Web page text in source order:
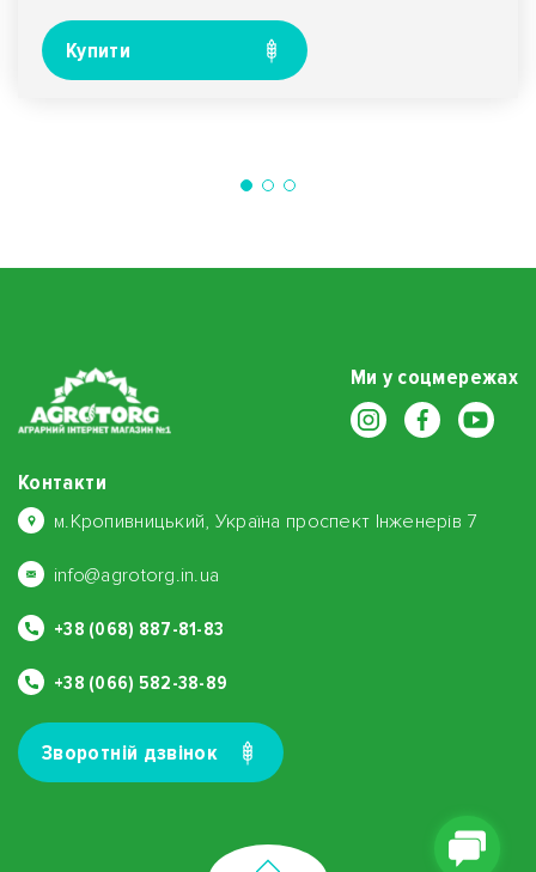
Купити
Ми у соцмережах
Контакти
м.Кропивницький, Україна проспект Інженерів 7
info@agrotorg.in.ua
+38 (068) 887-81-83
+38 (066) 582-38-89
Зворотнiй дзвiнок